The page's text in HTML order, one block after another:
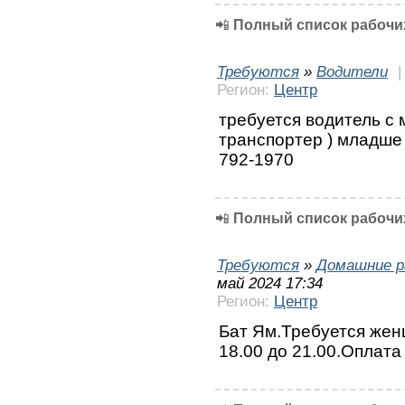
📲 Полный список
Требуются » Водители
|
Регион: Центр
требуется водитель
транспортер )
792-1970
📲 Полный список
Требуются »Домашние
май 2024 17:34
Регион: Центр
Бат Ям.Требуется
18.00 до